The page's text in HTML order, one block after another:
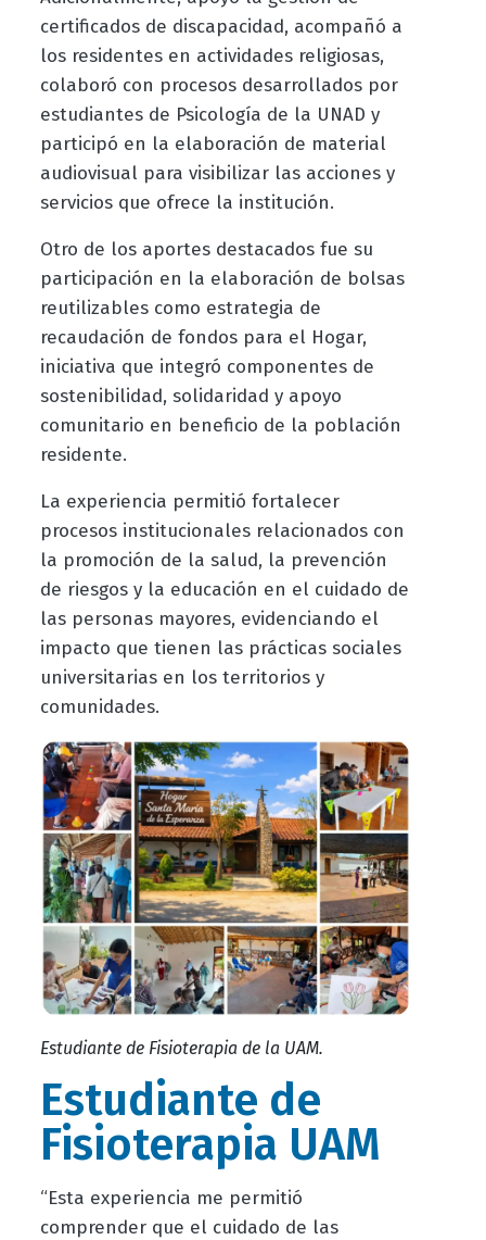
certificados de discapacidad, acompañó a
los residentes en actividades religiosas,
colaboró con procesos desarrollados por
estudiantes de Psicología de la UNAD y
participó en la elaboración de material
audiovisual para visibilizar las acciones y
servicios que ofrece la institución.
Otro de los aportes destacados fue su
participación en la elaboración de bolsas
reutilizables como estrategia de
recaudación de fondos para el Hogar,
iniciativa que integró componentes de
sostenibilidad, solidaridad y apoyo
comunitario en beneficio de la población
residente.
La experiencia permitió fortalecer
procesos institucionales relacionados con
la promoción de la salud, la prevención
de riesgos y la educación en el cuidado de
las personas mayores, evidenciando el
impacto que tienen las prácticas sociales
universitarias en los territorios y
comunidades.
Estudiante de Fisioterapia de la UAM.
Estudiante de
Fisioterapia UAM
“Esta experiencia me permitió
comprender que el cuidado de las